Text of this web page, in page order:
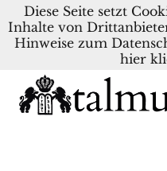
KONTAKT BLOG
Diese Seite setzt
Inhalte von
Hinweise zum
hier